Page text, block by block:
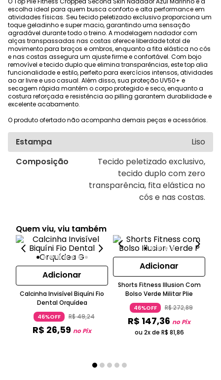
escolha ideal para quem busca conforto e alta performance em
atividades físicas. Seu tecido peletizado exclusivo proporciona um
toque geladinho e super macio, garantindo uma sensação
agradável durante todo o treino. A modelagem nadador com
alças transpassadas nas costas oferece liberdade total de
movimento para braços e ombros, enquanto a fita elástica no cós
e nas costas assegura um ajuste firme e confortável. Com bojo
removível e tecido duplo que elimina transparências, este top alia
funcionalidade e estilo, perfeito para exercícios intensos, atividades
ao ar livre e uso casual. Além disso, sua proteção UV50+ e
secagem rápida mantêm o corpo protegido e seco, enquanto a
costura reforçada e resistência ao pilling garantem durabilidade e
excelente acabamento.
O produto ofertado não acompanha demais peças e acessórios.
Estampa
Liso
Composição
Tecido peletizado exclusivo,
tecido duplo com zero
transparência, fita elástica no
cós e nas costas.
Quem viu, viu também
Adicionar
Calcinha Invisível Biquíni Fio
Dental Orquídea
46%OFF R$49,24
R$ 26,59 no Pix
Adicionar
Shorts Fitness Illusion Com
Bolso Verde Militar Plie
46%OFF R$272,89
R$ 147,36 no Pix
ou 2x de R$ 81,86